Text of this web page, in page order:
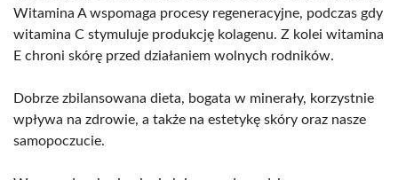
Witamina A wspomaga procesy regeneracyjne, podczas gdy
witamina C stymuluje produkcję kolagenu. Z kolei witamina
E chroni skórę przed działaniem wolnych rodników.
Dobrze zbilansowana dieta, bogata w minerały, korzystnie
wpływa na zdrowie, a także na estetykę skóry oraz nasze
samopoczucie.